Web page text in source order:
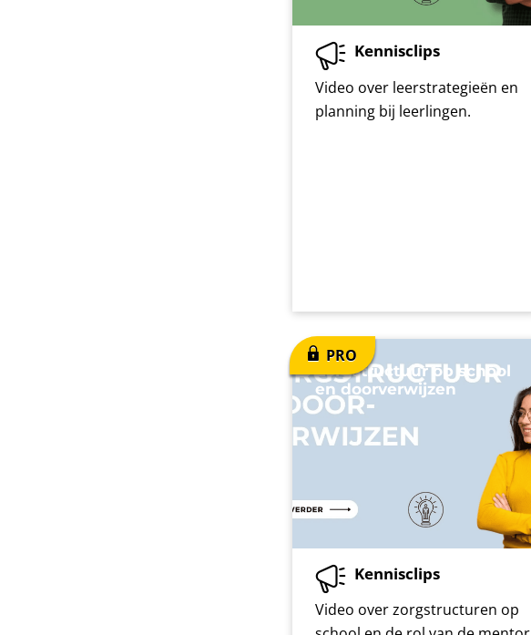
Kennisclips
Video over leerstrategieën en
planning bij leerlingen.
Zorgstructuur op school
en doorverwijzen
Kennisclips
Video over zorgstructuren op